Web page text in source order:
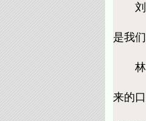
刘苏
是我
林国
来的